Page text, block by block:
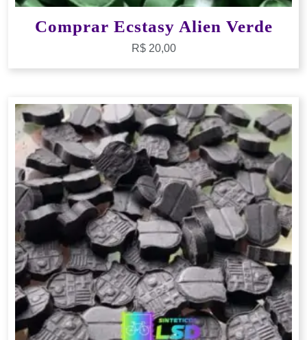
Comprar Ecstasy Alien Verde
R$20,00